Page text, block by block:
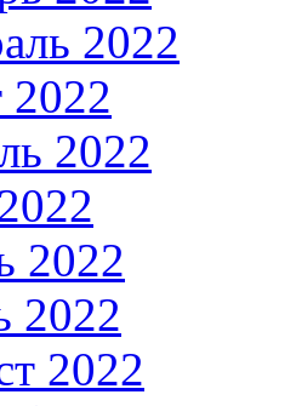
2022
2022
2022
2022
2022
2022